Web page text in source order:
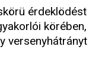
érdeklödést
körében,
versenyhátrányt